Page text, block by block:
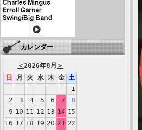
カレンダー
＜2026年8月 ＞
日
月 火 水 木 金 土
1
2
3 4 5 6 7
8
9 10 11 12 13 14 15
16 17 18 19 20 21 22